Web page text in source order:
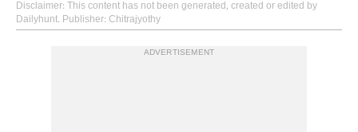
Disclaimer: This content has not been generated, created or edited by
Dailyhunt. Publisher: Chitrajyothy
ADVERTISEMENT